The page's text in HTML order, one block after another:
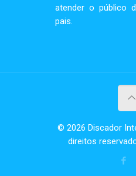
atender o público
pais.
© 2026 Discador
direitos